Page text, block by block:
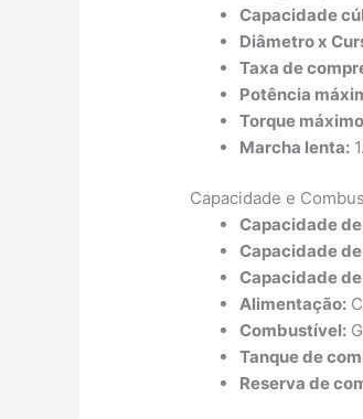
Capacidade
Diâmetro x
Taxa de
Potência
Torque
Marcha lenta:
Capacidade e
Capacidade
Capacidade
Capacidade
Alimentação:
Combustível:
Tanque de
Reserva de